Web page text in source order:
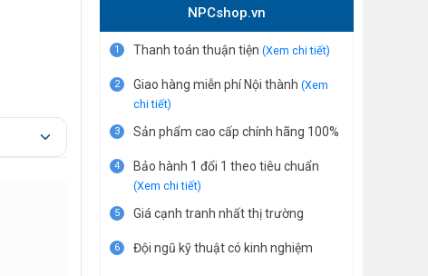
NPCshop.vn
1 Thanh toán thuận tiện (Xem chi tiết)
2 Giao hàng miễn phí Nội thành (Xem
chi tiết)
3 Sản phẩm cao cấp chính hãng 100%
4 Bảo hành 1 đổi 1 theo tiêu chuẩn
(Xem chi tiết)
5 Giá cạnh tranh nhất thị trường
6 Đội ngũ kỹ thuật có kinh nghiệm